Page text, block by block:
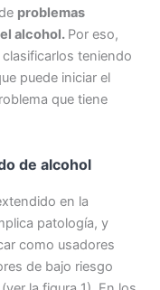
problemas
alcohol. Por eso,
teniendo
puede iniciar el
que tiene
de alcohol
en la
patología, y
como usadores
de bajo riesgo